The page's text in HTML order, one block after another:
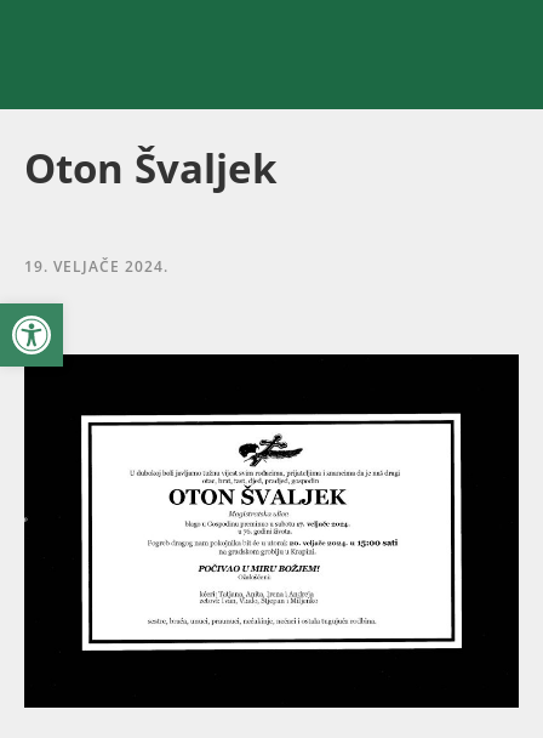
Open toolbar
Oton Švaljek
19. VELJAČE 2024.